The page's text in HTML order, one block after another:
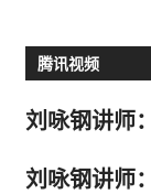
腾讯视频
刘咏钢讲师
刘咏钢讲师